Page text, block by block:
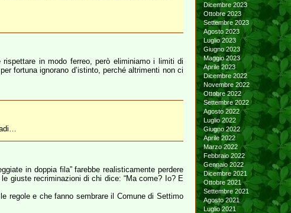
in modo ferreo, però eliminiamo i limiti di
fortuna ignorano d’istinto, perché altrimenti non ci
in doppia fila” farebbe realisticamente perdere
giuste recriminazioni di chi dice: “Ma come? Io? E
regole e che fanno sembrare il Comune di Settimo
Dicembre 2023
Ottobre 2023
Settembre 2023
Agosto 2023
Luglio 2023
Giugno 2023
Maggio 2023
Aprile 2023
Dicembre 2022
Novembre 2022
Ottobre 2022
Settembre 2022
Agosto 2022
Luglio 2022
Giugno 2022
Aprile 2022
Marzo 2022
Febbraio 2022
Gennaio 2022
Dicembre 2021
Ottobre 2021
Settembre 2021
Agosto 2021
Luglio 2021